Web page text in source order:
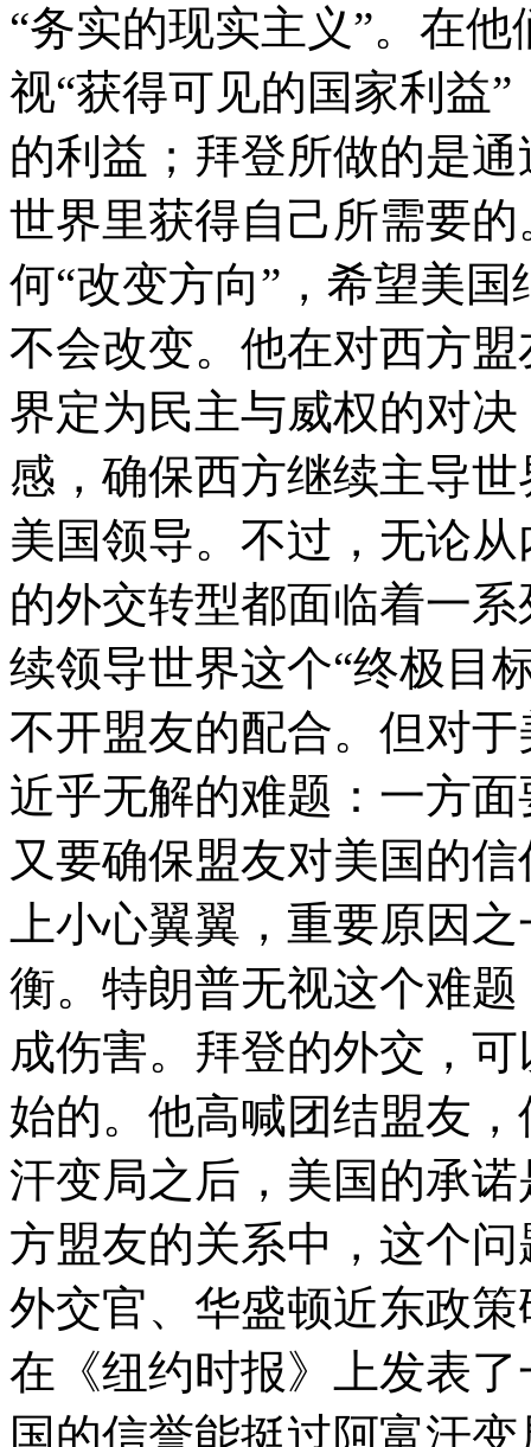
“务实的现实主义”。在
视“获得可见的国家利益
的利益；拜登所做的是
世界里获得自己所需要
何“改变方向”，希望美
不会改变。他在对西方
界定为民主与威权的对
感，确保西方继续主导
美国领导。不过，无论
的外交转型都面临着一
续领导世界这个“终极目
不开盟友的配合。但对
近乎无解的难题：一方
又要确保盟友对美国的
上小心翼翼，重要原因
衡。特朗普无视这个难
成伤害。拜登的外交，
始的。他高喊团结盟友
汗变局之后，美国的承
方盟友的关系中，这个
外交官、华盛顿近东政
在《纽约时报》上发表
国的信誉能挺过阿富汗